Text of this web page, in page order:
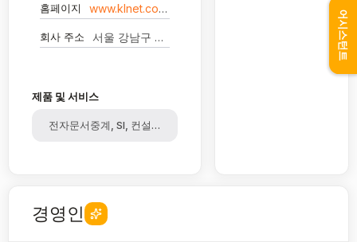
홈페이지 www.klnet.co.kr
회사 주소 서울 강남구 역삼로 155(역삼동 748-14)
제품 및 서비스
전자문서중계, SI, 컨설팅, 정보기술, 부가통신
경영인
어시스턴트